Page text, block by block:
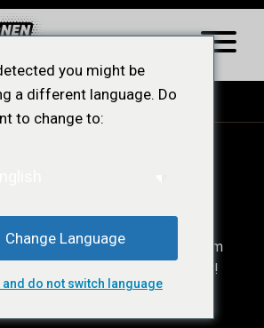
Conteúdo
conteúdo, você precisar ser um
veja a baixo nossos planos!
you might be
a different language. Do
to change to:
Change Language
and do not switch language